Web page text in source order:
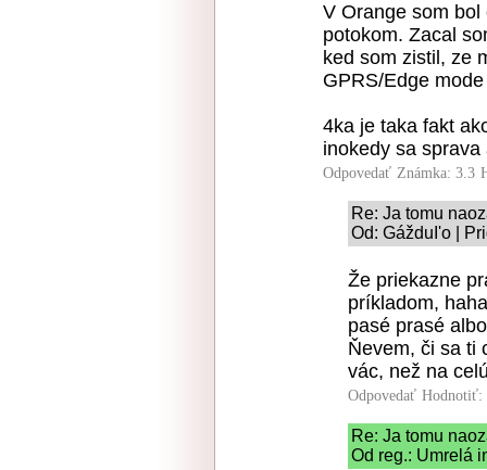
V Orange som
potokom. Zacal
ked som zistil, ze
GPRS/Edge
4ka je taka fakt
inokedy sa
Odpovedať Známka: 3.3
Re: Ja tomu
Od: GážduI'o |
Že priekazne
príkladom,
pasé prasé
Ňevem, či sa ti
vác, než na
Odpovedať Hodnotiť:
Re: Ja tomu
Od reg.: Umrelá